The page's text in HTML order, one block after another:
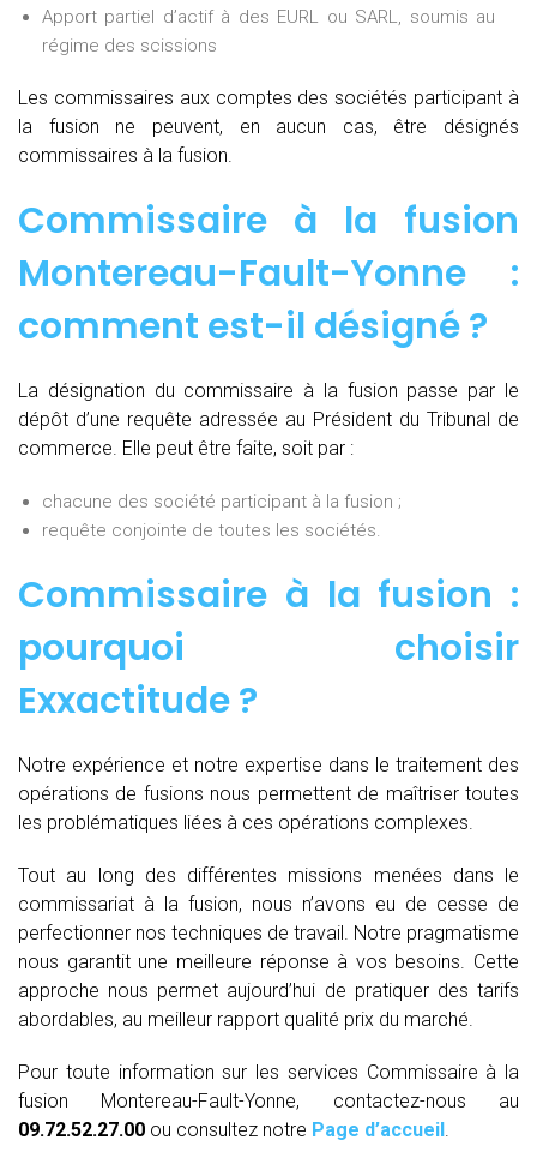
Apport partiel d’actif à des EURL ou SARL, soumis au
régime des scissions
Les commissaires aux comptes des sociétés participant à
la fusion ne peuvent, en aucun cas, être désignés
commissaires à la fusion.
Commissaire à la fusion
Montereau-Fault-Yonne :
comment est-il désigné ?
La désignation du commissaire à la fusion passe par le
dépôt d’une requête adressée au Président du Tribunal de
commerce. Elle peut être faite, soit par :
chacune des société participant à la fusion ;
requête conjointe de toutes les sociétés.
Commissaire à la fusion :
pourquoi choisir
Exxactitude ?
Notre expérience et notre expertise dans le traitement des
opérations de fusions nous permettent de maîtriser toutes
les problématiques liées à ces opérations complexes.
Tout au long des différentes missions menées dans le
commissariat à la fusion, nous n’avons eu de cesse de
perfectionner nos techniques de travail. Notre pragmatisme
nous garantit une meilleure réponse à vos besoins. Cette
approche nous permet aujourd’hui de pratiquer des tarifs
abordables, au meilleur rapport qualité prix du marché.
Pour toute information sur les services Commissaire à la
fusion Montereau-Fault-Yonne, contactez-nous au
09.72.52.27.00 ou consultez notre Page d’accueil